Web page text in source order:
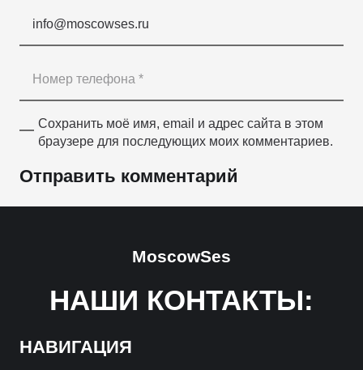
Сохранить моё имя, email и адрес сайта в этом
браузере для последующих моих комментариев.
Отправить комментарий
НАШИ КОНТАКТЫ:
MoscowSes
НАВИГАЦИЯ